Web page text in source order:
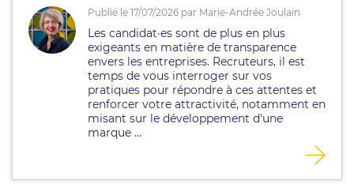
Publié le 17/07/2026 par Marie-Andrée Joulain
Les candidat·es sont de plus en plus
exigeants en matière de transparence
envers les entreprises. Recruteurs, il est
temps de vous interroger sur vos
pratiques pour répondre à ces attentes et
renforcer votre attractivité, notamment en
misant sur le développement d'une
marque ...